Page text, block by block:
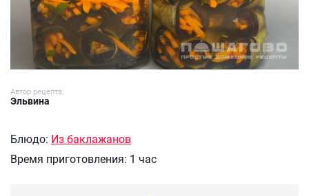
Автор рецепта:
Эльвина
Блюдо: Из баклажанов
Время приготовления: 1 час